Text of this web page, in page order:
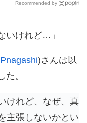
Recommended by
いけれど…」
)さんは以
た。
けれど、なぜ、真
主張しないかとい